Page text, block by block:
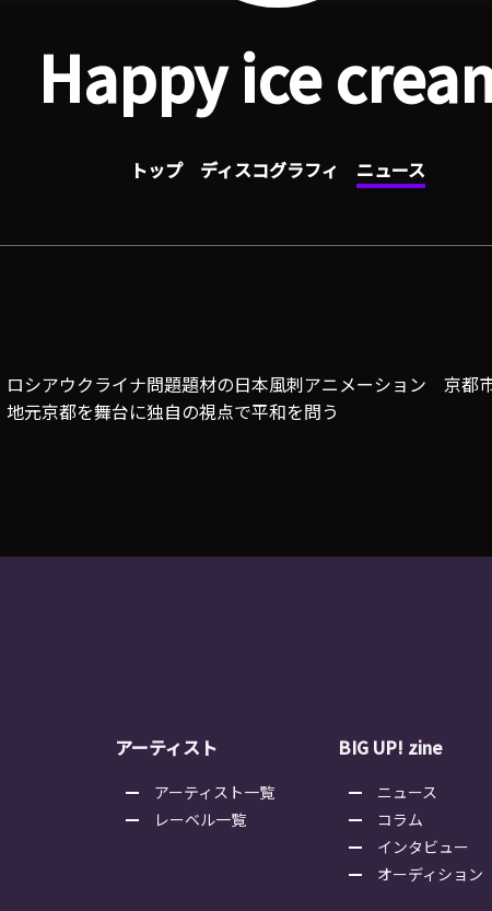
Happy ice
トップ ディスコグラフィ ニュース
ロシアウクライナ問題題材の日本風刺アニメーション 京都
地元京都を舞台に独自の視点で平和を問う
アーティスト
アーティスト一覧
レーベル一覧
BIG UP! zine
ニュース
コラム
インタビュー
オーディション